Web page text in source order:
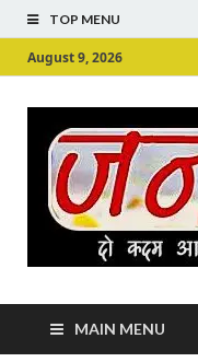
TOP MENU
August 9, 2026
MAIN MENU